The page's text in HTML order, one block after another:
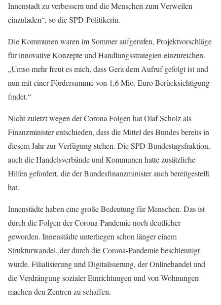
Innenstadt zu verbessern und die Menschen zum Verweilen
einzuladen“, so die SPD-Politikerin.
Die Kommunen waren im Sommer aufgerufen, Projektvorschläge
für innovative Konzepte und Handlungsstrategien einzureichen.
„Umso mehr freut es mich, dass Gera dem Aufruf gefolgt ist und
nun mit einer Fördersumme von 1,6 Mio. Euro Berücksichtigung
findet.“
Nicht zuletzt wegen der Corona Folgen hat Olaf Scholz als
Finanzminister entschieden, dass die Mittel des Bundes bereits in
diesem Jahr zur Verfügung stehen. Die SPD-Bundestagsfraktion,
auch die Handelsverbände und Kommunen hatte zusätzliche
Hilfen gefordert, die der Bundesfinanzminister auch bereitgestellt
hat.
Innenstädte haben eine große Bedeutung für Menschen. Das ist
durch die Folgen der Corona-Pandemie noch deutlicher
geworden. Innenstädte unterliegen schon länger einem
Strukturwandel, der durch die Corona-Pandemie beschleunigt
wurde. Filialisierung und Digitalisierung, der Onlinehandel und
die Verdrängung sozialer Einrichtungen und von Wohnungen
machen den Zentren zu schaffen.